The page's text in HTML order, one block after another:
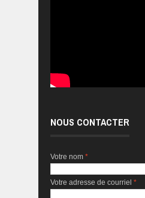
NOUS CONTACTER
Votre nom *
Votre adresse de courriel *